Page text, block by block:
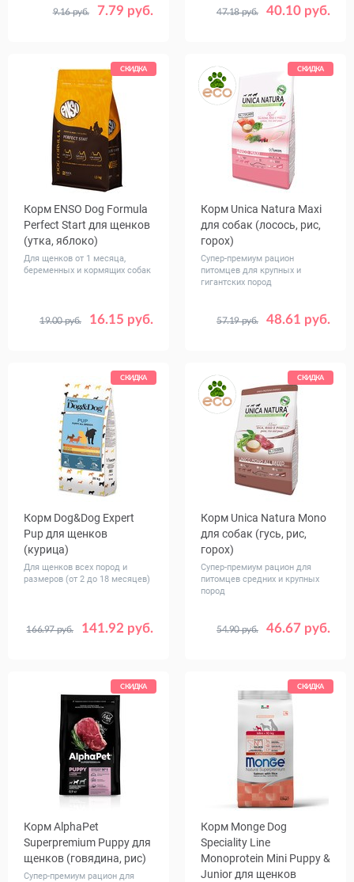
7.79 руб.
9.16 руб.
Вес, кг 0.6 2.5
40.10 руб.
47.18 руб.
Вес, кг 1 5
СКИДКА
Корм ENSO Dog Formula
Perfect Start для щенков
(утка, яблоко)
Для щенков от 1 месяца,
беременных и кормящих собак
16.15 руб.
19.00 руб.
Вес, кг 0.4 1.5 7
СКИДКА
Корм Unica Natura Maxi
для собак (лосось, рис,
горох)
Супер-премиум рацион
питомцев для крупных и
гигантских пород
48.61 руб.
57.19 руб.
Вес, кг 2.5 12
СКИДКА
Корм Dog&Dog Expert
Pup для щенков
(курица)
Для щенков всех пород и
размеров (от 2 до 18 месяцев)
141.92 руб.
166.97 руб.
Вес, кг 20
СКИДКА
Корм Unica Natura Mono
для собак (гусь, рис,
горох)
Супер-премиум рацион для
питомцев средних и крупных
пород
46.67 руб.
54.90 руб.
Вес, кг 2.5 12
СКИДКА
Корм AlphaPet
Superpremium Puppy для
щенков (говядина, рис)
Супер-премиум рацион для
СКИДКА
Корм Monge Dog
Speciality Line
Monoprotein Mini Puppy &
Junior для щенков